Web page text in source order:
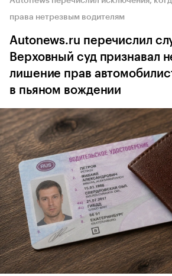
права нетрезвым водителям
Autonews.ru перечислил
Верховный суд признавал
лишение прав
в пьяном вождении